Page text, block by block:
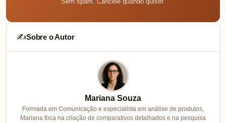
✍️Sobre o Autor
Mariana Souza
Formada em Comunicação e especialista em análise de produtos,
Mariana foca na criação de comparativos detalhados e na pesquisa